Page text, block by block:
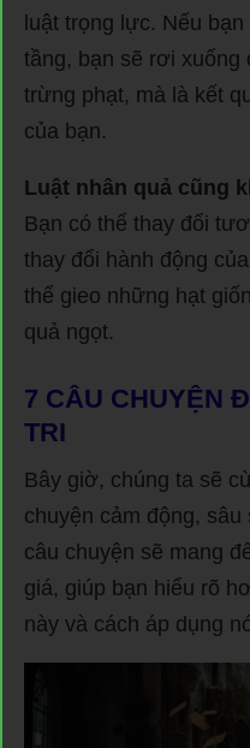
luật trọng lực. Nếu
tầng, bạn sẽ rơi
trừng phạt, mà là kết
của bạn.
Luật nhân quả cũng
Bạn có thể thay đổi
thay đổi hành động
thể gieo những hạt
quả ngọt.
7 CÂU CHUYỆN
TRI
Bây giờ, chúng ta sẽ
chuyện cảm động,
câu chuyện sẽ mang
giá, giúp bạn hiểu rõ
này và cách áp dụng